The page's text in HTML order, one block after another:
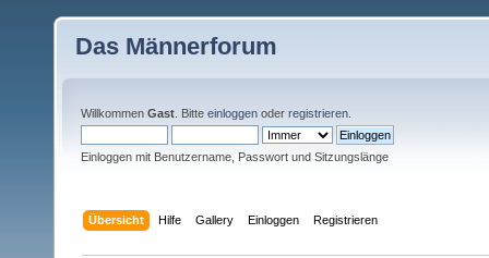
Das Männerforum
Willkommen Gast . Bitte einloggen oder registrieren
Einloggen mit Benutzername, Passwort und Sitzungslänge
Übersicht Hilfe Gallery Einloggen Registrieren